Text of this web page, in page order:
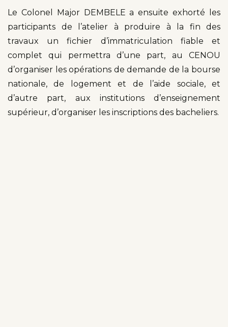
Le Colonel Major DEMBELE a ensuite exhorté les
participants de l’atelier à produire à la fin des
travaux un fichier d’immatriculation fiable et
complet qui permettra d’une part, au CENOU
d’organiser les opérations de demande de la bourse
nationale, de logement et de l’aide sociale, et
d’autre part, aux institutions d’enseignement
supérieur, d’organiser les inscriptions des bacheliers.